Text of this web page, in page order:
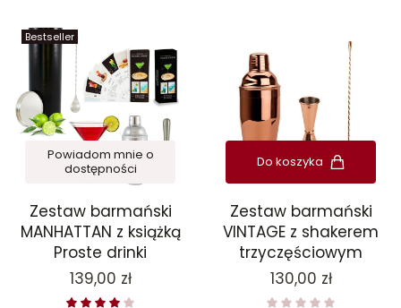
Bestseller
Powiadom mnie o
dostępności
Zestaw barmański
MANHATTAN z książką
Proste drinki
Cena
139,00 zł
Do koszyka
Zestaw barmański
VINTAGE z shakerem
trzyczęściowym
Cena
130,00 zł